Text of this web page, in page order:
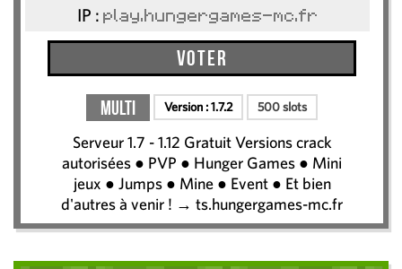
IP : play.hungergames-mc.fr
Voter
Multi Version :1.7.2 500 slots
Serveur 1.7 - 1.12 Gratuit Versions crack
autorisées ● PVP ● Hunger Games ● Mini
jeux ● Jumps ● Mine ● Event ● Et bien
d'autres à venir ! → ts.hungergames-mc.fr